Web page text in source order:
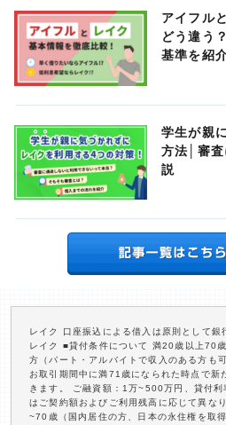
アイフル
どう違う
基準を紹
学生が親
方法│審
説
レイク 口座振込による借入は原則として銀
レイク ■貸付条件について 満20歳以上70
方（パート・アルバイトで収入のある方も
お取引期間中に満71歳になられた時点で新
きます。 ご融資額：1万~500万円、貸付
はご契約額およびご利用残高に応じて異な
~70歳（国内居住の方、日本の永住権を取